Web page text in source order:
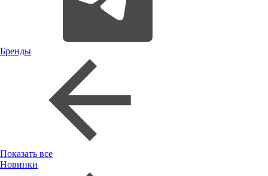
Бренды
Показать все
Новинки